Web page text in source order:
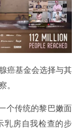
癌基金会选择与其
。
个传统的黎巴嫩面
乳房自我检查的步